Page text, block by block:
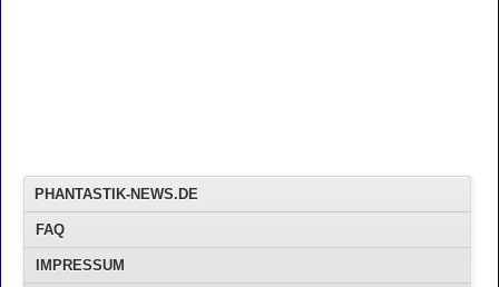
PHANTASTIK-NEWS.DE
FAQ
IMPRESSUM